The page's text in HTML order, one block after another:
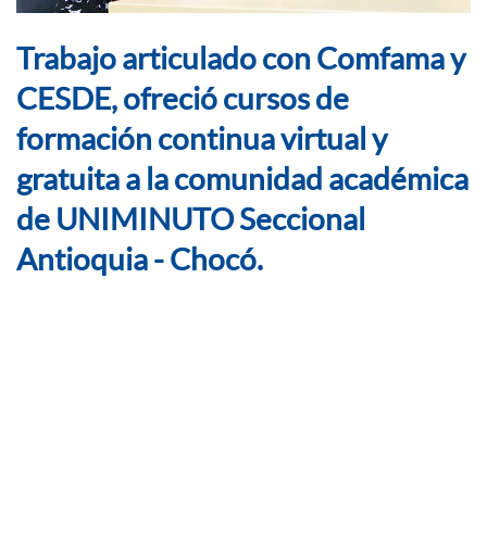
Trabajo articulado con Comfama y
CESDE, ofreció cursos de
formación continua virtual y
gratuita a la comunidad académica
de UNIMINUTO Seccional
Antioquia - Chocó.